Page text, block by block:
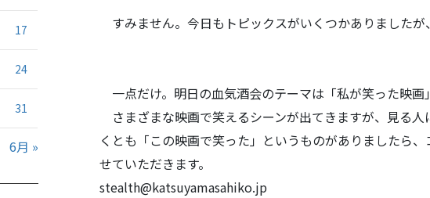
すみません。今日もトピックスがいくつかありましたが
一点だけ。明日の血気酒会のテーマは「私が笑った映画
さまざまな映画で笑えるシーンが出てきますが、見る人
くとも「この映画で笑った」 というものがありましたら
せていただきます。
stealth@katsuyamasahiko.jp
17
24
31
6月 »